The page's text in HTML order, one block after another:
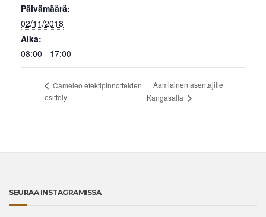
Päivämäärä:
02/11/2018
Aika:
08:00 - 17:00
Cameleo efektipinnotteiden
esittely
Aamiainen asentajille
Kangasalla
SEURAA INSTAGRAMISSA